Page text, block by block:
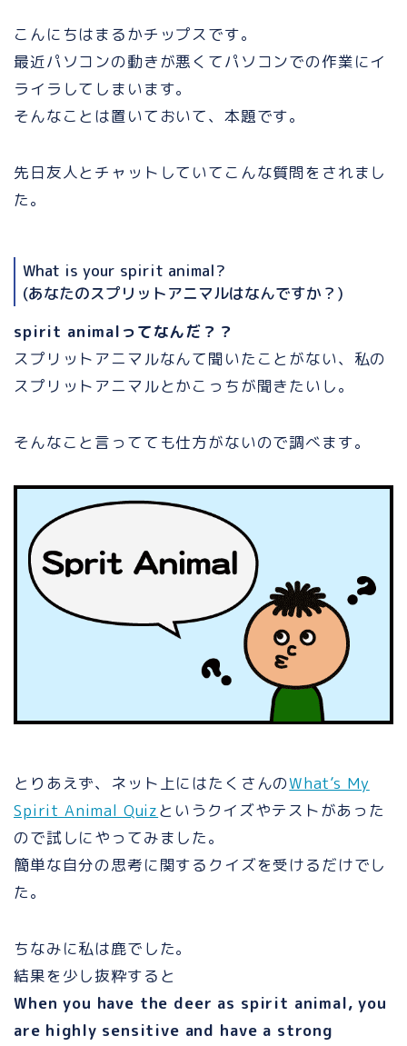
こんにちはまるかチップスです。
最近パソコンの動きが悪くてパソコンでの作業にイ
ライラしてしまいます。
そんなことは置いておいて、本題です。
先日友人とチャットしていてこんな質問をされまし
た。
What is your spirit animal?
(あなたのスプリットアニマルはなんですか？)
spirit animalってなんだ？？
スプリットアニマルなんて聞いたことがない、私の
スプリットアニマルとかこっちが聞きたいし。
そんなこと言ってても仕方がないので調べます。
とりあえず、ネット上にはたくさんのWhat’s My
Spirit Animal Quizというクイズやテストがあった
ので試しにやってみました。
簡単な自分の思考に関するクイズを受けるだけでし
た。
ちなみに私は鹿でした。
結果を少し抜粋すると
When you have the deer as spirit animal, you
are highly sensitive and have a strong